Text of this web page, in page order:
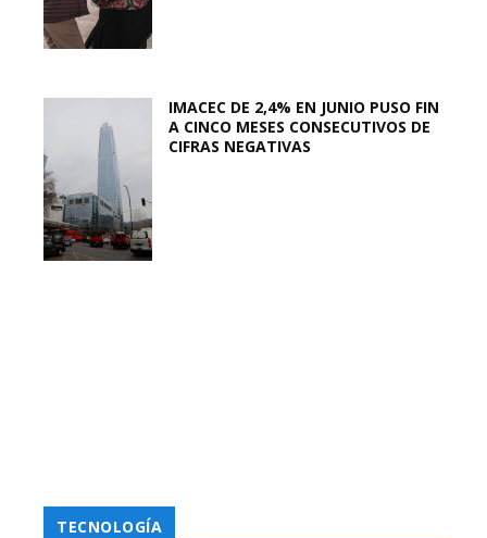
IMACEC DE 2,4% EN JUNIO PUSO FIN
A CINCO MESES CONSECUTIVOS DE
CIFRAS NEGATIVAS
TECNOLOGÍA